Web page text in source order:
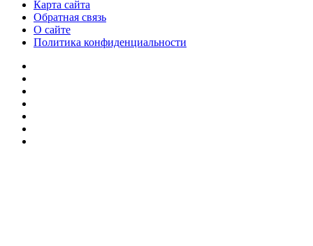
Карта сайта
Обратная связь
О сайте
Политика конфиденциальности